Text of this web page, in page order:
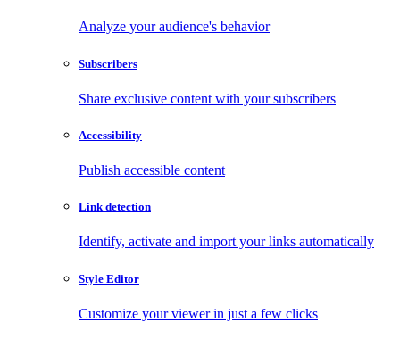
Analyze your audience's behavior
Subscribers
Share exclusive content with your subscribers
Accessibility
Publish accessible content
Link detection
Identify, activate and import your links automatically
Style Editor
Customize your viewer in just a few clicks